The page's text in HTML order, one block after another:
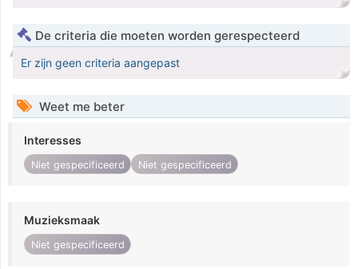
De criteria die moeten worden gerespecteerd
Er zijn geen criteria aangepast
Weet me beter
Interesses
Niet gespecificeerd Niet gespecificeerd
Muzieksmaak
Niet gespecificeerd